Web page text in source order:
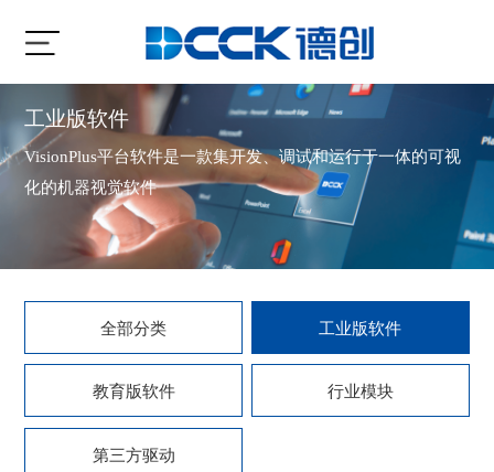
工业版软件
VisionPlus平台软件是一款集开发、调试和运行于一体的可视
化的机器视觉软件
全部分类 工业版软件
教育版软件 行业模块
第三方驱动